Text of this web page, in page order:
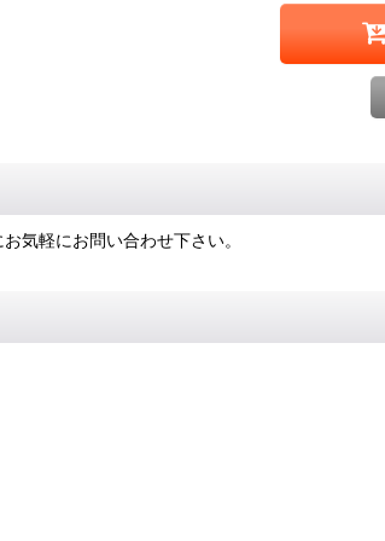
気軽にお問い合わせ下さい。